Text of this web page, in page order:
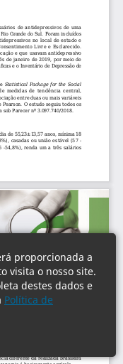
proporcionada a
visita o nosso site.
destes dados e
Política de